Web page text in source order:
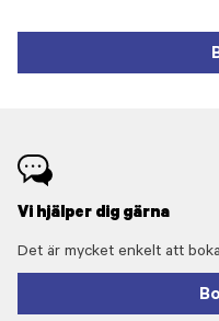
Vi hjälper dig gärna
Det är mycket enkelt att